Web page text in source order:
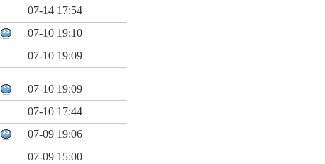
07-14 17:54
07-10 19:10
07-10 19:09
07-10 19:09
07-10 17:44
07-09 19:06
07-09 15:00